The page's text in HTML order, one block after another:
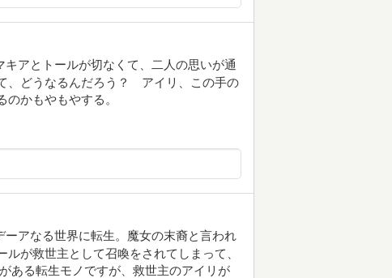
アとトールが切なくて、二人の思いが通
、どうなるんだろう？ アイリ、この手の
かもやもやする。
アなる世界に転生。魔女の末裔と言われ
が救世主として召喚をされてしまって、
ある転生モノですが、救世主のアイリが